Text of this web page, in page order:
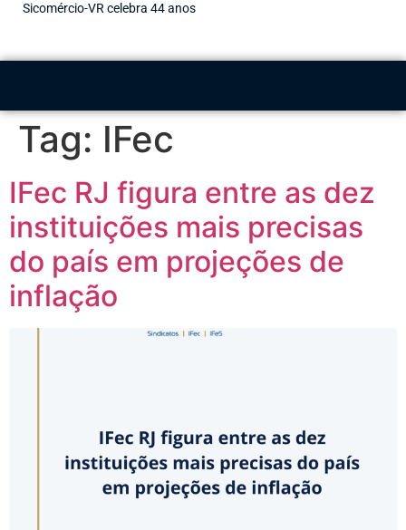
Sicomércio-VR celebra 44 anos
Tag: IFec
IFec RJ figura entre as dez
instituições mais precisas
do país em projeções de
inflação